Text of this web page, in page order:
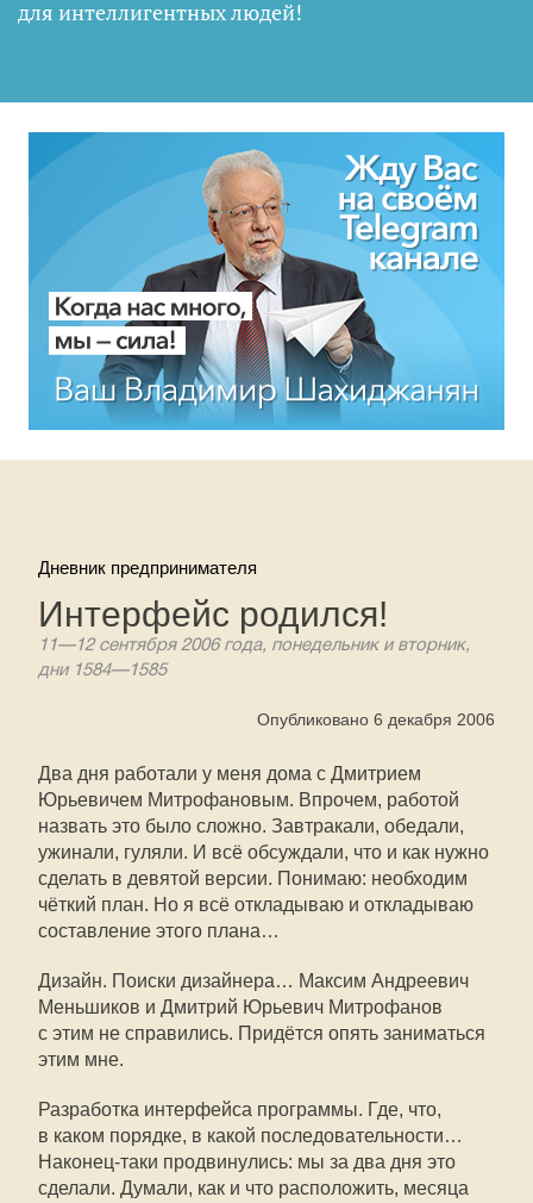
для интеллигентных людей!
Дневник предпринимателя
Интерфейс родился!
11—12 сентября 2006 года, понедельник и вторник,
дни 1584—1585
Опубликовано 6 декабря 2006
Два дня работали у меня дома с Дмитрием
Юрьевичем Митрофановым. Впрочем, работой
назвать это было сложно. Завтракали, обедали,
ужинали, гуляли. И всё обсуждали, что и как нужно
сделать в девятой версии. Понимаю: необходим
чёткий план. Но я всё откладываю и откладываю
составление этого плана…
Дизайн. Поиски дизайнера… Максим Андреевич
Меньшиков и Дмитрий Юрьевич Митрофанов
с этим не справились. Придётся опять заниматься
этим мне.
Разработка интерфейса программы. Где, что,
в каком порядке, в какой последовательности…
Наконец-таки продвинулись: мы за два дня это
сделали. Думали, как и что расположить, месяца